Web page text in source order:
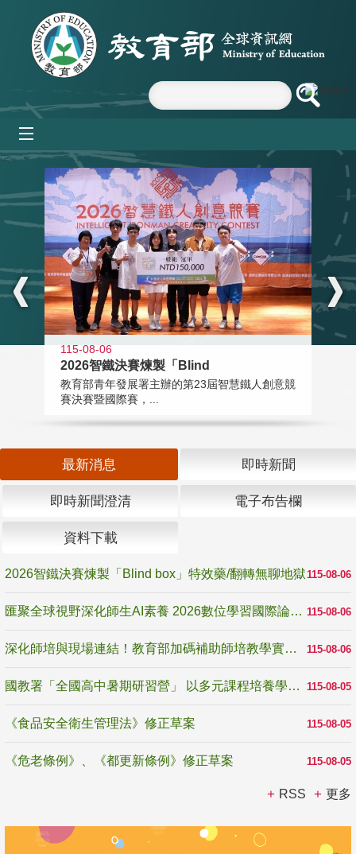
跳到主要內容區塊
:::
115-08-06
2026智鐵決賽煉製「Blind
教育部青年發展署主辦的第23屆智慧鐵人創意競
賽決賽暨國際賽，...
最新消息 即時新聞
即時新聞澄清 電子布告欄
資料下載
115-08-06
2026智鐵決賽煉製「Blind box」特效藥/翻轉無聊地獄
115-08-06
匯聚全球視野深化師生AI素養 2026數位學習國際論壇高雄登場
115-08-06
深化師培與現場連結！教育部加碼補助師培教學實踐研究 10月師培國際研討會交流教學實踐經驗
115-08-05
國教署「全國高中暑期研習營」 以多元課程培養學生瞭解誠信專業與倫理價值
115-08-05
《食品安全衛生管理法》修正草案
115-08-05
《危老條例》、《都更新條例》修正草案
RSS 更多